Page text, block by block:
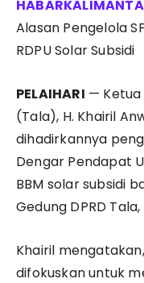
Alasan Pengelola
RDPU Solar Subsidi
PELAIHARI — Ketua
(Tala), H. Khairil
dihadirkannya
Dengar Pendapat
BBM solar subsidi
Gedung DPRD
Khairil
difokuskan untuk